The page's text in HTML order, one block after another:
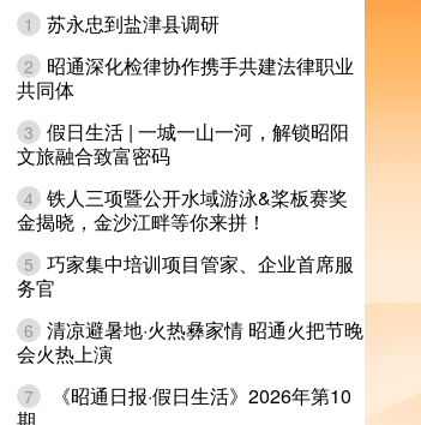
1 苏永忠到盐津县调研
2
昭通深化检律协作携手共建法律职业
共同体
3 假日生活 | 一城一山一河，解锁昭阳
文旅融合致富密码
4 铁人三项暨公开水域游泳&桨板赛奖
金揭晓，金沙江畔等你来拼！
5 巧家集中培训项目管家、企业首席服
务官
6 清凉避暑地·火热彝家情 昭通火把节晚
会火热上演
7
《昭通日报·假日生活》2026年第10